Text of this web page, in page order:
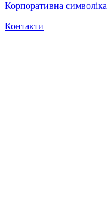
Корпоративна символіка
Контакти